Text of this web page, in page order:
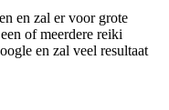
en zal er voor grote
of meerdere reiki
en zal veel resultaat